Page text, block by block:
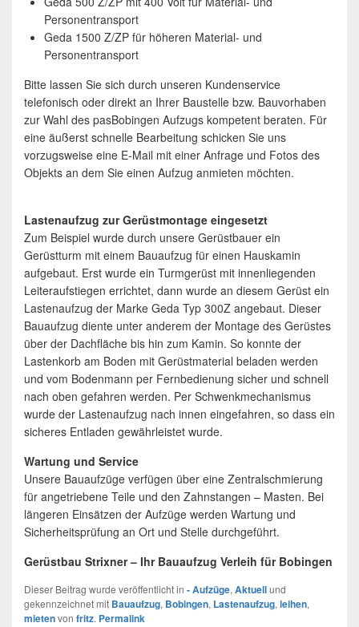
Personentransport
Geda 1500 Z/ZP für höheren Material- und
Personentransport
Bitte lassen Sie sich durch unseren Kundenservice
telefonisch oder direkt an Ihrer Baustelle bzw. Bauvorhaben
zur Wahl des pasBobingen Aufzugs kompetent beraten. Für
eine äußerst schnelle Bearbeitung schicken Sie uns
vorzugsweise eine E-Mail mit einer Anfrage und Fotos des
Objekts an dem Sie einen Aufzug anmieten möchten.
Lastenaufzug zur Gerüstmontage eingesetzt
Zum Beispiel wurde durch unsere Gerüstbauer ein
Gerüstturm mit einem Bauaufzug für einen Hauskamin
aufgebaut. Erst wurde ein Turmgerüst mit innenliegenden
Leiteraufstiegen errichtet, dann wurde an diesem Gerüst ein
Lastenaufzug der Marke Geda Typ 300Z angebaut. Dieser
Bauaufzug diente unter anderem der Montage des Gerüstes
über der Dachfläche bis hin zum Kamin. So konnte der
Lastenkorb am Boden mit Gerüstmaterial beladen werden
und vom Bodenmann per Fernbedienung sicher und schnell
nach oben gefahren werden. Per Schwenkmechanismus
wurde der Lastenaufzug nach innen eingefahren, so dass ein
sicheres Entladen gewährleistet wurde.
Wartung und Service
Unsere Bauaufzüge verfügen über eine Zentralschmierung
für angetriebene Teile und den Zahnstangen – Masten. Bei
längeren Einsätzen der Aufzüge werden Wartung und
Sicherheitsprüfung an Ort und Stelle durchgeführt.
Gerüstbau Strixner – Ihr Bauaufzug Verleih für Bobingen
Dieser Beitrag wurde veröffentlicht in - Aufzüge, Aktuellund
gekennzeichnet mit Bauaufzug, Bobingen, Lastenaufzug, leihen,
mietenvon fritz. Permalink